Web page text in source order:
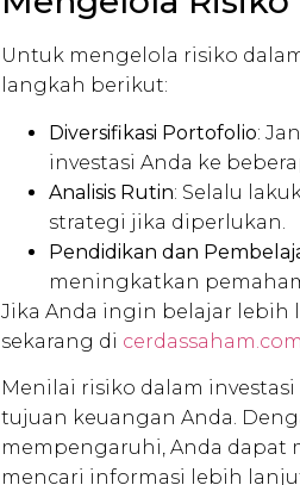
Untuk mengelola risiko
langkah berikut:
Diversifikasi Portofolio:
investasi Anda ke
Analisis Rutin: Selalu
strategi jika diperlukan.
Pendidikan dan
meningkatkan
Jika Anda ingin belajar lebih
sekarang di cerdassaham.com
Menilai risiko dalam
tujuan keuangan Anda.
mempengaruhi, Anda dapat
mencari informasi lebih